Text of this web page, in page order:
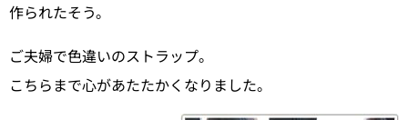
作られたそう。
ご夫婦で色違いのストラップ。
こちらまで心があたたかくなりました。